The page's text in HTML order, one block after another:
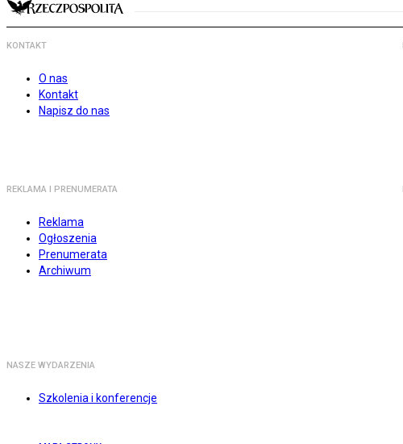
KONTAKT
O nas
Kontakt
Napisz do nas
REKLAMA I PRENUMERATA
Reklama
Ogłoszenia
Prenumerata
Archiwum
NASZE WYDARZENIA
Szkolenia i konferencje